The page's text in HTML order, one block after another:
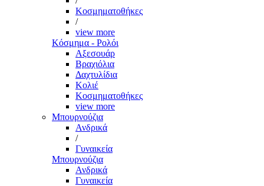
Κοσμηματοθήκες
/
view more
Κόσμημα - Ρολόι
Αξεσουάρ
Βραχιόλια
Δαχτυλίδια
Κολιέ
Κοσμηματοθήκες
view more
Μπουρνούζια
Ανδρικά
/
Γυναικεία
Μπουρνούζια
Ανδρικά
Γυναικεία